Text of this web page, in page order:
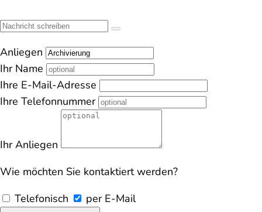
Anliegen
Ihr Name
Ihre E-Mail-Adresse
Ihre Telefonnummer
Ihr Anliegen
Wie möchten Sie kontaktiert werden?
Telefonisch
per E-Mail